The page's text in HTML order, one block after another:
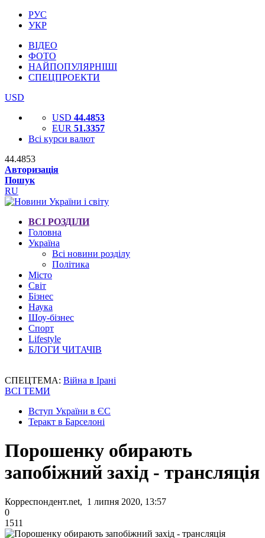
РУС
УКР
ВІДЕО
ФОТО
НАЙПОПУЛЯРНІШІ
СПЕЦПРОЕКТИ
USD
USD 44.4853
EUR 51.3357
Всі курси валют
44.4853
Авторизація
Пошук
RU
ВСІ РОЗДІЛИ
Головна
Україна
Всі новини розділу
Політика
Місто
Світ
Бізнес
Наука
Шоу-бізнес
Спорт
Lifestyle
БЛОГИ ЧИТАЧІВ
СПЕЦТЕМА: Війна в Ірані
ВСІ ТЕМИ
Вступ України в ЄС
Теракт в Барселоні
Порошенку обирають
запобіжний захід - трансляція
Корреспондент.net, 1 липня 2020, 13:57
0
1511